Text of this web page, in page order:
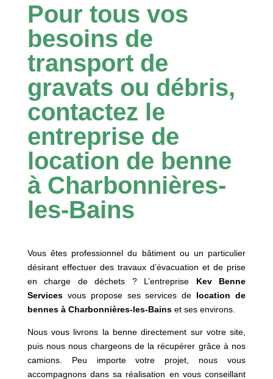
Pour tous vos
besoins de
transport de
gravats ou débris,
contactez le
entreprise de
location de benne
à Charbonnières-
les-Bains
Vous êtes professionnel du bâtiment ou un particulier
désirant effectuer des travaux d’évacuation et de prise
en charge de déchets ? L’entreprise Kev Benne
Servicesvous propose ses services de location de
bennes à Charbonnières-les-Bainset ses environs.
Nous vous livrons la benne directement sur votre site,
puis nous nous chargeons de la récupérer grâce à nos
camions. Peu importe votre projet, nous vous
accompagnons dans sa réalisation en vous conseillant